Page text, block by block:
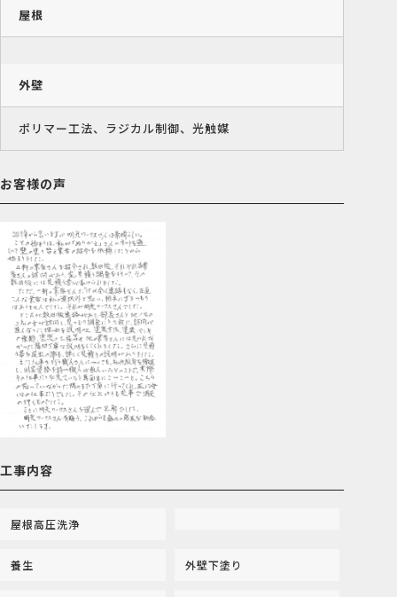
屋根
外壁
ポリマー工法、ラジカル制御、光触媒
お客様の声
工事内容
屋根高圧洗浄
養生 外壁下塗り